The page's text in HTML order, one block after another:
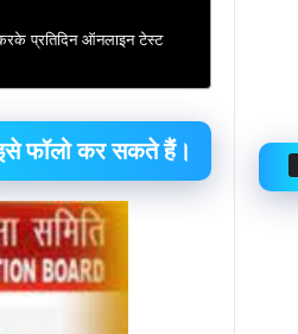
करके प्रतिदिन ऑनलाइन टेस्ट
इसे फॉलो कर सकते हैं।